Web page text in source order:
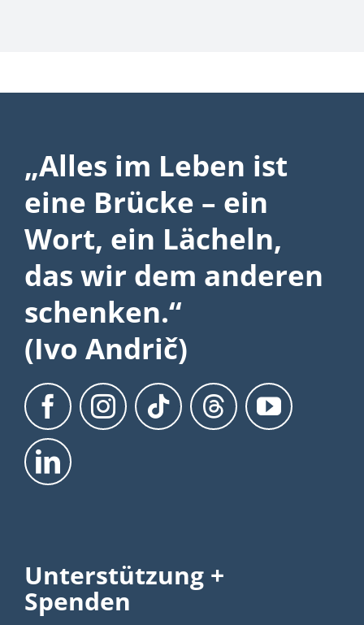
„Alles im Leben ist
eine Brücke – ein
Wort, ein Lächeln,
das wir dem anderen
schenken.“
(Ivo Andrič)
Unterstützung +
Spenden